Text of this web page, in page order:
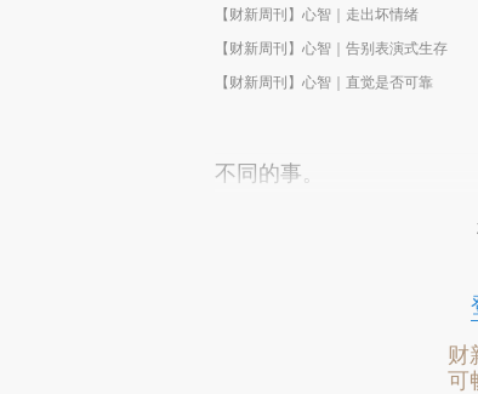
【财新周刊】心智｜走出坏情绪
【财新周刊】心智｜告别表演式生存
【财新周刊】心智｜直觉是否可靠
不同的事。
财
可